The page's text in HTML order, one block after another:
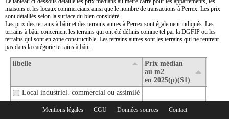
Mentions légales CGU Données sources Contact
Rubriques :
maisons et les locaux commerciaux ainsi que le nombre de transactions à Perrex. Les prix
sont détaillés selon la surface du bien considéré.
Les prix des terrains à bâtir et des terrains autres à Perrex sont également indiqués. Les
terrains à bâtir concernent les terrains qui ont été définis comme tel par la DGFIP ou les
terrains qui sont en zone constructible. Les terrains autres sont les terrains qui ne rentrent
pas dans la catégorie terrains à bâtir.
libelle
Prix médian
au m2
en 2025(p)(S1)
Local industriel. commercial ou assimilé
2- Surface de 30 m2 à 80 m2